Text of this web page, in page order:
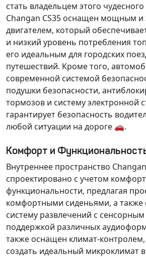
стать владельцем этого
Changan CS35 оснащен мощным и
двигателем, который
и низкий уровень потребления
его идеальным для городских
путешествий. Кроме того,
современной системой
подушки безопасности,
тормозов и систему электронной
гарантирует безопасность
любой ситуации на дороге 🚗.
Комфорт и
Внутреннее пространство
спроектировано с учетом
функциональности, предлагая
комфортными сиденьями, а также
систему развлечений с
поддержкой различных
также оснащен климат-контролем
создать идеальный микроклимат